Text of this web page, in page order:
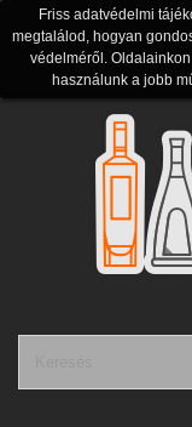
Friss adatvédelmi
megtalálod, hogyan
védelméről.
használunk a jobb